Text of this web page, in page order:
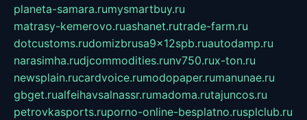
planeta-samara.rumysmartbuy.ru
matrasy-kemerovo.ruashanet.rutrade-farm.ru
dotcustoms.rudomizbrusa9x12spb.ruautodamp.ru
narasimha.rudjcommodities.runv750.rux-ton.ru
newsplain.rucardvoice.rumodopaper.rumanunae.ru
gbget.rualfeihavsalnassr.rumadoma.rutajuncos.ru
petrovkasports.ruporno-online-besplatno.rusplclub.ru